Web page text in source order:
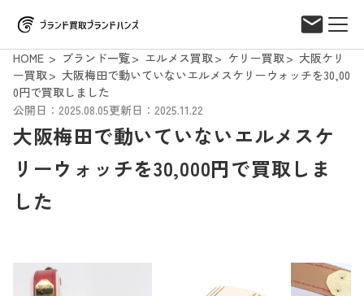
HOME ブランド一覧 エルメス買取 ケリー買取
大阪ケリ
ー買取
大阪梅田で動いていないエルメスケリーウォッチを30,00
0円で買取しました
公開日：2025.08.05更新日：2025.11.22
大阪梅田で動いていないエルメスケ
リーウォッチを30,000円で買取しま
した